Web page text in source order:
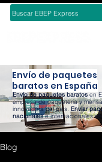
Envío de paquetes
baratos en España
Envío de paquetes baratos en
empresa de paquetería y
innovadora del país. Enviar
nacionalese internacionales
Blog